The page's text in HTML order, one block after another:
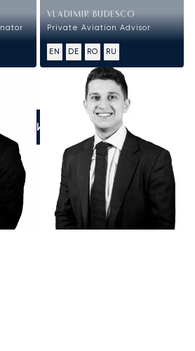
VLADIMIR BUDESCO
Private Aviation Advisor
EN DE RO RU
НАМ